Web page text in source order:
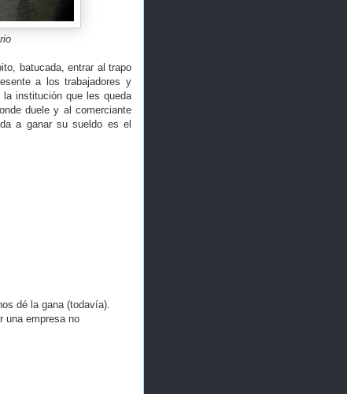
batucada, entrar al trapo
a los trabajadores y
institución que les queda
duele y al comerciante
a ganar su sueldo es el
dé la gana (todavía).
una empresa no